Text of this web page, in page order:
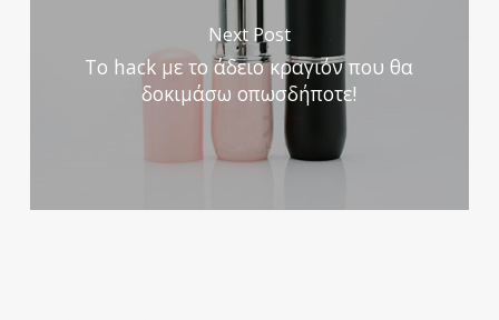
Next Post
Το hack με το άδειο κραγιόν που θα
δοκιμάσω οπωσδήποτε!